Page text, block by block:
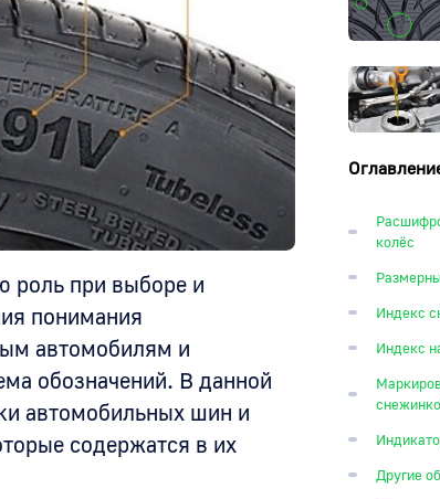
роль при выборе и
понимания
автомобилям и
обозначений. В данной
автомобильных шин и
содержатся в их
колёс
Индекс
Индекс
Другие